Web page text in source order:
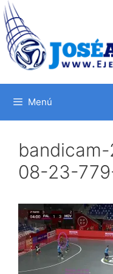
Saltar
al
contenido
Menú
08-23-